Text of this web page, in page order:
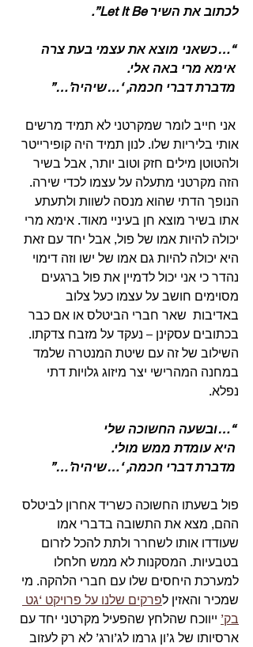
לכתוב את השיר Let It Be”.
“…כשאני מוצא את עצמי בעת צרה
אני חייב לומר שמקרטני לא תמיד מרשים
אותי בליריות שלו. לנון תמיד היה קופירייטר
ולהטוטן מילים חזק וטוב יותר, אבל בשיר
הזה מקרטני מתעלה על עצמו לכדי שירה.
הנופך הדתי שהוא מנסה לשוות ולתעתע
אתו בשיר מוצא חן בעיניי מאוד. אימא מרי
יכולה להיות אמו של פול, אבל יחד עם זאת
היא יכולה להיות גם אמו של ישו וזה דימוי
נהדר כי אני יכול לדמיין את פול ברגעים
מסוימים חושב על עצמו כעל צלוב
באדיבות  שאר חברי הביטלס או אם כבר
בכתובים עסקינן – נעקד על מזבח צדקתו.
השילוב של זה עם שיטת המנטרה שלמד
במחנה המהרישי יצר מיזוג גלויות דתי
נפלא.
“…ובשעה החשוכה שלי
פול בשעתו החשוכה כשריד אחרון לביטלס
ההם, מצא את התשובה בדברי אמו
שעודדו אותו לשחרר ולתת להכל לזרום
בטבעיות. המסקנות לא ממש חלחלו
למערכת היחסים שלו עם חברי הלהקה. מי
שמכיר והאזין לפרקים שלנו על פרויקט ‘גט
בק’ ייווכח שהלחץ שהפעיל מקרטני יחד עם
ארסיותו של ג’ון גרמו לג’ורג’ לא רק לעזוב